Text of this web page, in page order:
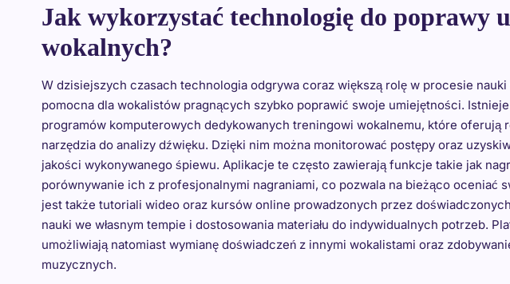
Jak wykorzystać technologię do poprawy
wokalnych?
W dzisiejszych czasach technologia odgrywa coraz większą rolę w procesie
pomocna dla wokalistów pragnących szybko poprawić swoje umiejętności.
programów komputerowych dedykowanych treningowi wokalnemu, które oferują
narzędzia do analizy dźwięku. Dzięki nim można monitorować postępy oraz
jakości wykonywanego śpiewu. Aplikacje te często zawierają funkcje takie jak
porównywanie ich z profesjonalnymi nagraniami, co pozwala na bieżąco oceniać
jest także tutoriali wideo oraz kursów online prowadzonych przez
nauki we własnym tempie i dostosowania materiału do indywidualnych potrzeb.
umożliwiają natomiast wymianę doświadczeń z innymi wokalistami oraz
muzycznych.